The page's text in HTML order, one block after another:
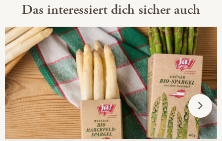
Das interessiert dich sicher auch